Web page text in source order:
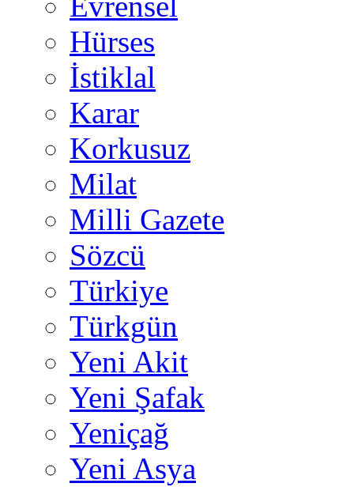
Hürses
İstiklal
Karar
Korkusuz
Milat
Milli Gazete
Sözcü
Türkiye
Türkgün
Yeni Akit
Yeni Şafak
Yeniçağ
Yeni Asya